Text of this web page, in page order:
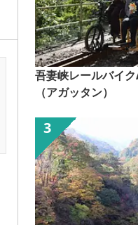
吾妻峡レールバイ
（アガッタン）